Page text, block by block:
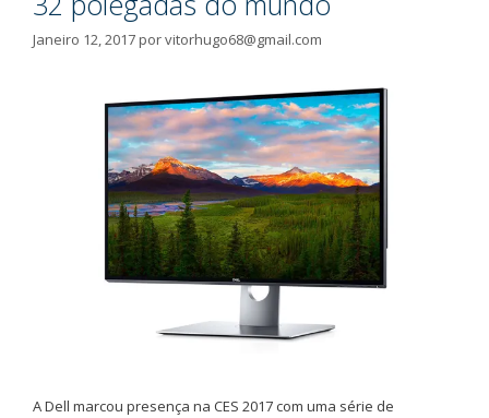
Janeiro 12, 2017porvitorhugo68@gmail.com
A Dell marcou presença na CES 2017 com uma série de